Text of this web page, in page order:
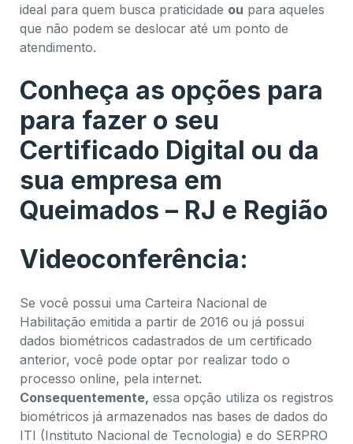
ideal para quem busca praticidade ou para aqueles
que não podem se deslocar até um ponto de
atendimento.
Conheça as opções para
para fazer o seu
Certificado Digital ou da
sua empresa em
Queimados – RJ e Região
Videoconferência:
Se você possui uma Carteira Nacional de
Habilitação emitida a partir de 2016 ou já possui
dados biométricos cadastrados de um certificado
anterior, você pode optar por realizar todo o
processo online, pela internet.
Consequentemente, essa opção utiliza os registros
biométricos já armazenados nas bases de dados do
ITI (Instituto Nacional de Tecnologia) e do SERPRO